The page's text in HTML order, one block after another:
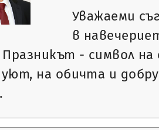
Уважаеми
в
- символ
на обичта и